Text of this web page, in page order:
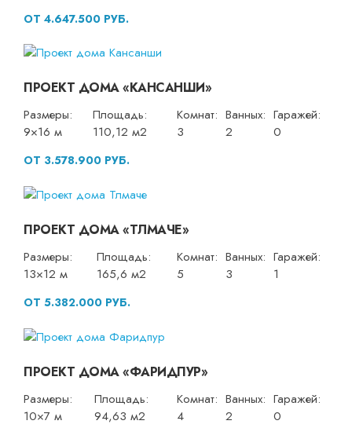
ОТ 4.647.500 РУБ.
ПРОЕКТ ДОМА «КАНСАНШИ»
Размеры:
9×16 м
Площадь:
110,12 м2
Комнат:
3
Ванных:
2
Гаражей:
0
ОТ 3.578.900 РУБ.
ПРОЕКТ ДОМА «ТЛМАЧЕ»
Размеры:
13×12 м
Площадь:
165,6 м2
Комнат:
5
Ванных:
3
Гаражей:
1
ОТ 5.382.000 РУБ.
ПРОЕКТ ДОМА «ФАРИДПУР»
Размеры:
10×7 м
Площадь:
94,63 м2
Комнат:
4
Ванных:
2
Гаражей:
0